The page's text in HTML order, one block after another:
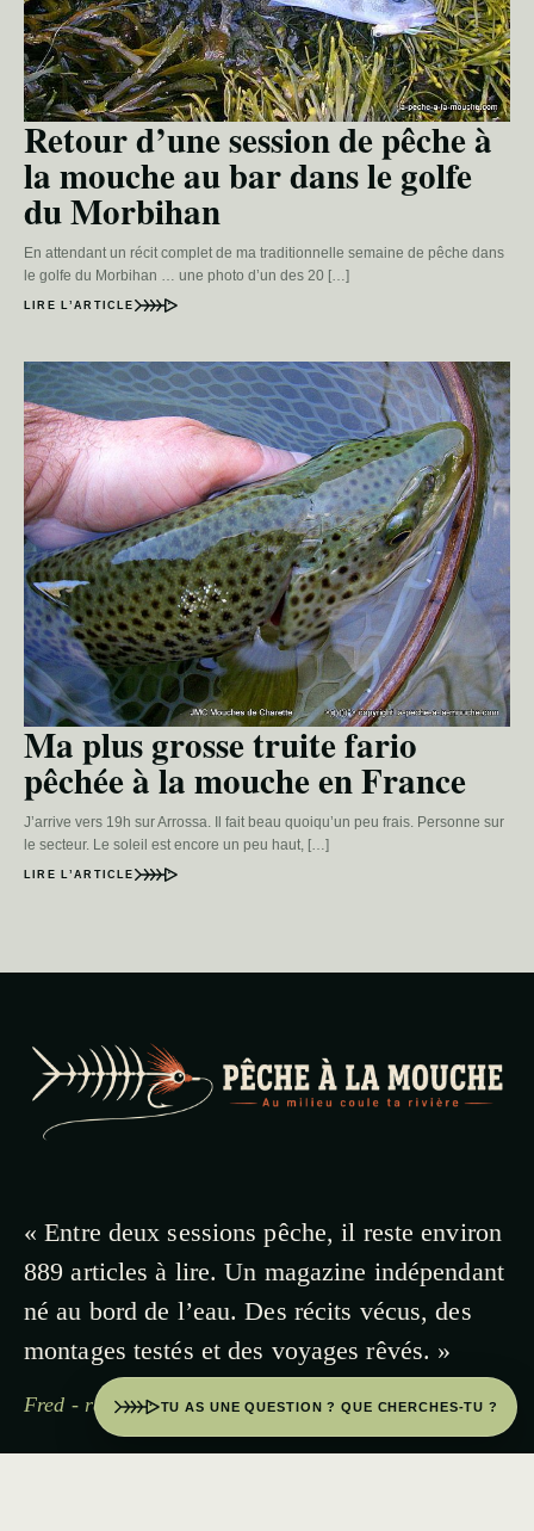
Retour d’une session de pêche à
la mouche au bar dans le golfe
du Morbihan
En attendant un récit complet de ma traditionnelle semaine de pêche dans
le golfe du Morbihan … une photo d’un des 20 […]
LIRE L’ARTICLE
Ma plus grosse truite fario
pêchée à la mouche en France
J’arrive vers 19h sur Arrossa. Il fait beau quoiqu’un peu frais. Personne sur
le secteur. Le soleil est encore un peu haut, […]
LIRE L’ARTICLE
« Entre deux sessions pêche, il reste environ
889 articles à lire. Un magazine indépendant
né au bord de l’eau. Des récits vécus, des
montages testés et des voyages rêvés. »
Fred - rédacteur en pêcheTU AS UNE QUESTION ? QUE CHERCHES-TU ?